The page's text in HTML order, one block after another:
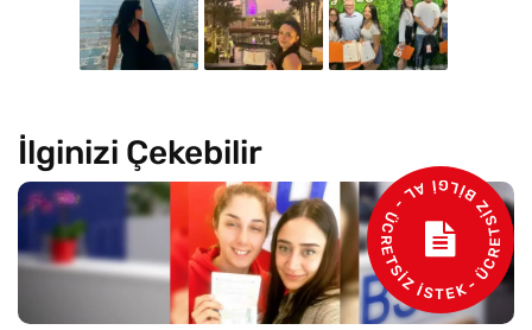
İlginizi Çekebilir - ÜCRETSİZ BİLGİ AL - ÜCRETSİZ İSTEK